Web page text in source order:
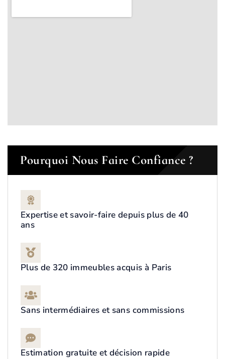
Pourquoi Nous Faire Confiance ?
Expertise et savoir-faire depuis plus de 40
ans
Plus de 320 immeubles acquis à Paris
Sans intermédiaires et sans commissions
Estimation gratuite et décision rapide